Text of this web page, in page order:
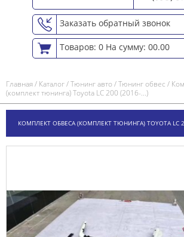
Заказать обратный звонок
Товаров: 0 На сумму: 00.00
Главная/ Каталог/Тюнинг авто/Тюнинг обвес /
(комплект тюнинга) Toyota LC 200 (2016-...)
КОМПЛЕКТ ОБВЕСА (КОМПЛЕКТ ТЮНИНГА) TOYOTA LC